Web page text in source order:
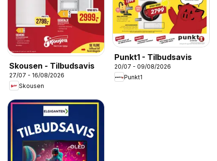
Skousen - Tilbudsavis
27/07 - 16/08/2026
Skousen
Punkt1 - Tilbudsavis
20/07 - 09/08/2026
Punkt1